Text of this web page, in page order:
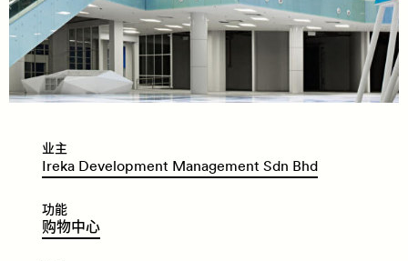
业主
Ireka Development Management Sdn Bhd
功能
​​​​购物中心